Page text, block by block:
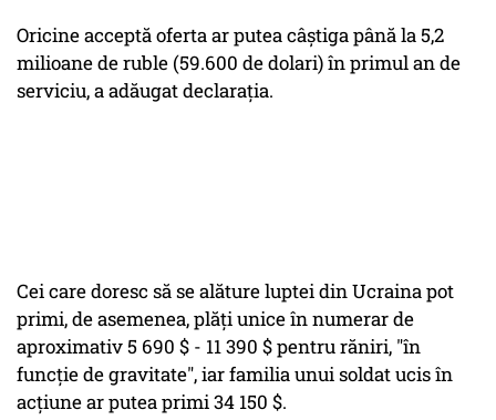
Oricine acceptă oferta ar putea câștiga până la 5,2
milioane de ruble (59.600 de dolari) în primul an de
serviciu, a adăugat declarația.
Cei care doresc să se alăture luptei din Ucraina pot
primi, de asemenea, plăți unice în numerar de
aproximativ 5 690 $ - 11 390 $ pentru răniri, "în
funcție de gravitate", iar familia unui soldat ucis în
acțiune ar putea primi 34 150 $.